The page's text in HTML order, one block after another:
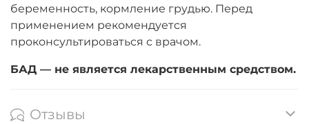
беременность, кормление грудью. Перед
применением рекомендуется
проконсультироваться с врачом.
БАД — не является лекарственным средством.
Отзывы